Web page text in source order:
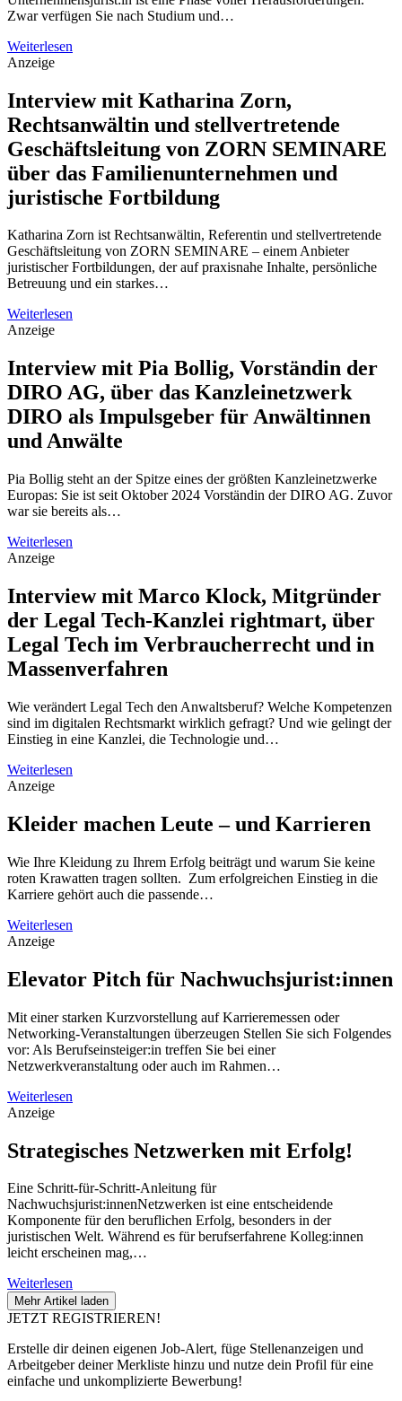
Zwar verfügen Sie nach Studium und…
Weiterlesen
Anzeige
Interview mit Katharina Zorn,
Rechtsanwältin und stellvertretende
Geschäftsleitung von ZORN SEMINARE
über das Familienunternehmen und
juristische Fortbildung
Katharina Zorn ist Rechtsanwältin, Referentin und stellvertretende
Geschäftsleitung von ZORN SEMINARE – einem Anbieter
juristischer Fortbildungen, der auf praxisnahe Inhalte, persönliche
Betreuung und ein starkes…
Weiterlesen
Anzeige
Interview mit Pia Bollig, Vorständin der
DIRO AG, über das Kanzleinetzwerk
DIRO als Impulsgeber für Anwältinnen
und Anwälte
Pia Bollig steht an der Spitze eines der größten Kanzleinetzwerke
Europas: Sie ist seit Oktober 2024 Vorständin der DIRO AG. Zuvor
war sie bereits als…
Weiterlesen
Anzeige
Interview mit Marco Klock, Mitgründer
der Legal Tech-Kanzlei rightmart, über
Legal Tech im Verbraucherrecht und in
Massenverfahren
Wie verändert Legal Tech den Anwaltsberuf? Welche Kompetenzen
sind im digitalen Rechtsmarkt wirklich gefragt? Und wie gelingt der
Einstieg in eine Kanzlei, die Technologie und…
Weiterlesen
Anzeige
Kleider machen Leute – und Karrieren
Wie Ihre Kleidung zu Ihrem Erfolg beiträgt und warum Sie keine
roten Krawatten tragen sollten. Zum erfolgreichen Einstieg in die
Karriere gehört auch die passende…
Weiterlesen
Anzeige
Elevator Pitch für Nachwuchsjurist:innen
Mit einer starken Kurzvorstellung auf Karrieremessen oder
Networking-Veranstaltungen überzeugen Stellen Sie sich Folgendes
vor: Als Berufseinsteiger:in treffen Sie bei einer
Netzwerkveranstaltung oder auch im Rahmen…
Weiterlesen
Anzeige
Strategisches Netzwerken mit Erfolg!
Eine Schritt-für-Schritt-Anleitung für
Nachwuchsjurist:innenNetzwerken ist eine entscheidende
Komponente für den beruflichen Erfolg, besonders in der
juristischen Welt. Während es für berufserfahrene Kolleg:innen
leicht erscheinen mag,…
Weiterlesen
Mehr Artikel laden
JETZT REGISTRIEREN!
Erstelle dir deinen eigenen Job-Alert, füge Stellenanzeigen und
Arbeitgeber deiner Merkliste hinzu und nutze dein Profil für eine
einfache und unkomplizierte Bewerbung!